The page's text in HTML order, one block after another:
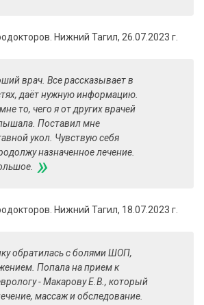
Нижний Тагил, 26.07.2023 г.
врач. Все рассказывает в
даёт нужную информацию.
то, чего я от других врачей
Поставил мне
укол. Чувствую себя
назначенное лечение.
»
Нижний Тагил, 18.07.2023 г.
обратилась с болями ШОП,
Попала на прием к
- Макарову Е.В., который
массаж и обследование.